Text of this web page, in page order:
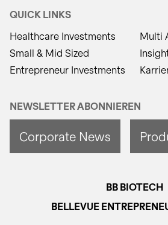
QUICK LINKS
Healthcare Investments
Small & Mid Sized
Entrepreneur Investments
Multi
NEWSLETTER ABONNIEREN
Corporate News
BB BIOTECH
BELLEVUE